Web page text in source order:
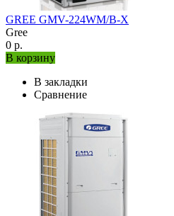
GREE GMV-224WM/B-X
Gree
0 р.
В корзину
В закладки
Сравнение